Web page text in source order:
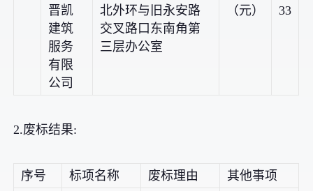
晋凯
建筑
服务
有限
公司
北外环与旧永安路
交叉路口东南角第
三层办公室
（元）
33
2.废标结果:
序号 标项名称 废标理由
其他事项